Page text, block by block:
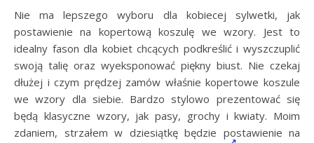
Nie ma lepszego wyboru dla kobiecej sylwetki, jak
postawienie na kopertową koszulę we wzory. Jest to
idealny fason dla kobiet chcących podkreślić i wyszczuplić
swoją talię oraz wyeksponować piękny biust. Nie czekaj
dłużej i czym prędzej zamów właśnie kopertowe koszule
we wzory dla siebie. Bardzo stylowo prezentować się
będą klasyczne wzory, jak pasy, grochy i kwiaty. Moim
zdaniem, strzałem w dziesiątkę będzie postawienie na